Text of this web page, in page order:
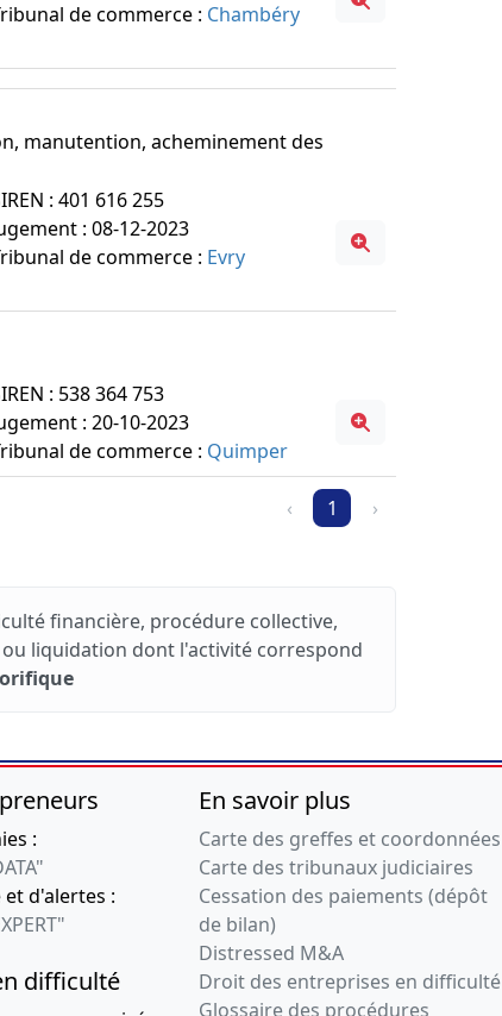
de commerce : Chambéry
manutention, acheminement des
: 401 616 255
: 08-12-2023
de commerce : Evry
: 538 364 753
: 20-10-2023
de commerce : Quimper
‹ 1 ›
financière, procédure collective,
liquidation dont l'activité correspond
:
et d'alertes :
difficulté
En savoir plus
Carte des greffes et coordonnées
Carte des tribunaux judiciaires
Cessation des paiements (dépôt
de bilan)
Distressed M&A
Droit des entreprises en difficulté
Glossaire des procédures